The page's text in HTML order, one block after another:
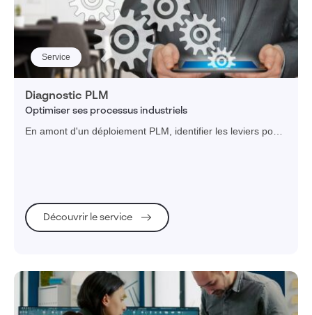
Service
Diagnostic PLM
Optimiser ses processus industriels
En amont d'un déploiement PLM, identifier les leviers pour
Découvrir le service